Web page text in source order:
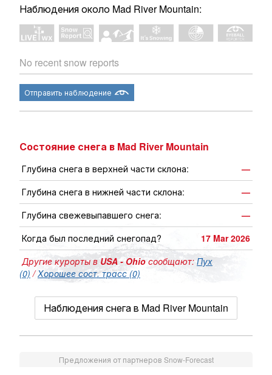
Наблюдения около Mad River Mountain:
No recent snow reports
Отправить наблюдение
Состояние снега в Mad River Mountain
Глубина снега в верхней части склона:
—
Глубина снега в нижней части склона:
—
Глубина свежевыпавшего снега:
—
Когда был последний снегопад?
17 Mar 2026
Другие курорты вUSA - Ohio сообщают: Пух
(0) /Хорошее сост. трасс (0)
Наблюдения снега в Mad River Mountain
Предложения от партнеров Snow-Forecast